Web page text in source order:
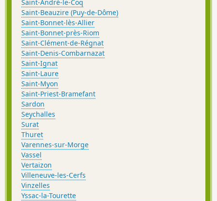
Saint-André-le-Coq
Saint-Beauzire (Puy-de-Dôme)
Saint-Bonnet-lès-Allier
Saint-Bonnet-près-Riom
Saint-Clément-de-Régnat
Saint-Denis-Combarnazat
Saint-Ignat
Saint-Laure
Saint-Myon
Saint-Priest-Bramefant
Sardon
Seychalles
Surat
Thuret
Varennes-sur-Morge
Vassel
Vertaizon
Villeneuve-les-Cerfs
Vinzelles
Yssac-la-Tourette